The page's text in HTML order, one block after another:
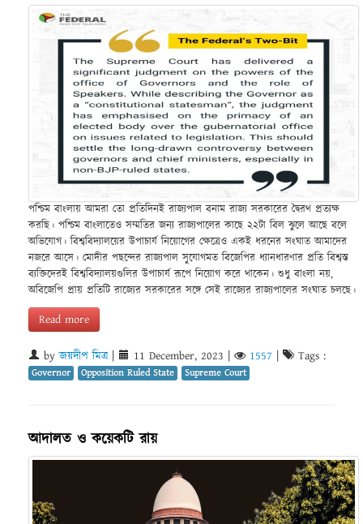
পশ্চিম বাংলায় আমরা তো প্রতিদিনই রাজ্যপাল বনাম রাজ্য সরকারের দ্বৈরথ প্রত্যক্ষ
করছি। পশ্চিম বাংলাতেও সম্মতির জন্য রাজ্যপালের কাছে ২২টা বিল ঝুলে আছে বলে
অভিযোগ। বিশ্ববিদ্যালয়ের উপাচার্য নিয়োগের ক্ষেত্রেও একই ধরনের সংঘাত আমাদের
নজরে আসে। মোদীর পছন্দের রাজ্যপাল সুযোগমত বিজেপির ধ্যানধারণার প্রতি বিশ্বস্ত
ব্যক্তিদেরই বিশ্ববিদ্যালয়গুলির উপাচার্য রূপে নিয়োগ করে থাকেন। শুধু বাংলা নয়,
অবিজেপি প্রায় প্রতিটি রাজ্যের সরকারের সঙ্গে সেই রাজ্যের রাজ্যপালের সংঘাত চলছে।
Read more
byজয়দীপ মিত্র| 11 December, 2023 1557 Tags :
Governor Opposition Ruled State Supreme Court
আদালত ও কয়েকটি রায়